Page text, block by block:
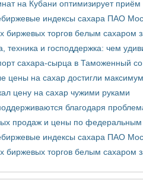
на Кубани оптимизирует приём
индексы сахара ПАО
биржевых торгов белым сахаром
техника и господдержка: чем
сахара-сырца в Таможенный
цены на сахар достигли
цену на сахар чужими руками
благодаря
продаж и цены по федеральным
индексы сахара ПАО
биржевых торгов белым сахаром